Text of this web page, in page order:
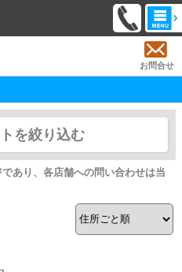
お問合せ
を絞り込む
あり、各店舗への問い合わせは当